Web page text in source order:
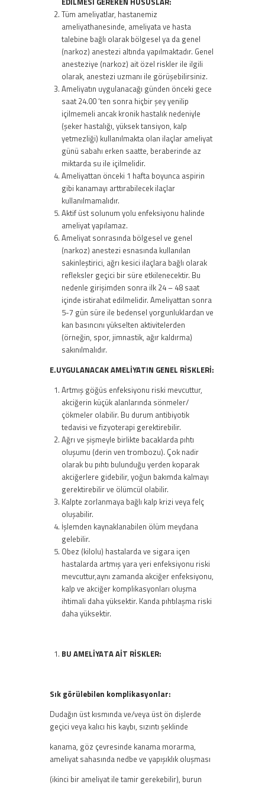
Tüm ameliyatlar, hastanemiz
ameliyathanesinde, ameliyata ve hasta
talebine bağlı olarak bölgesel ya da genel
(narkoz) anestezi altında yapılmaktadır. Genel
anesteziye (narkoz) ait özel riskler ile ilgili
olarak, anestezi uzmanı ile görüşebilirsiniz.
Ameliyatın uygulanacağı günden önceki gece
saat 24.00 ‘ten sonra hiçbir şey yenilip
içilmemeli ancak kronik hastalık nedeniyle
(şeker hastalığı, yüksek tansiyon, kalp
yetmezliği) kullanılmakta olan ilaçlar ameliyat
günü sabahı erken saatte, beraberinde az
miktarda su ile içilmelidir.
Ameliyattan önceki 1 hafta boyunca aspirin
gibi kanamayı arttırabilecek ilaçlar
kullanılmamalıdır.
Aktif üst solunum yolu enfeksiyonu halinde
ameliyat yapılamaz.
Ameliyat sonrasında bölgesel ve genel
(narkoz) anestezi esnasında kullanılan
sakinleştirici, ağrı kesici ilaçlara bağlı olarak
refleksler geçici bir süre etkilenecektir. Bu
nedenle girişimden sonra ilk 24 – 48 saat
içinde istirahat edilmelidir. Ameliyattan sonra
5-7 gün süre ile bedensel yorgunluklardan ve
kan basıncını yükselten aktivitelerden
(örneğin, spor, jimnastik, ağır kaldırma)
sakınılmalıdır.
E.UYGULANACAK AMELİYATIN GENEL RİSKLERİ:
Artmış göğüs enfeksiyonu riski mevcuttur,
akciğerin küçük alanlarında sönmeler/
çökmeler olabilir. Bu durum antibiyotik
tedavisi ve fizyoterapi gerektirebilir.
Ağrı ve şişmeyle birlikte bacaklarda pıhtı
oluşumu (derin ven trombozu). Çok nadir
olarak bu pıhtı bulunduğu yerden koparak
akciğerlere gidebilir, yoğun bakımda kalmayı
gerektirebilir ve ölümcül olabilir.
Kalpte zorlanmaya bağlı kalp krizi veya felç
oluşabilir.
İşlemden kaynaklanabilen ölüm meydana
gelebilir.
Obez (kilolu) hastalarda ve sigara içen
hastalarda artmış yara yeri enfeksiyonu riski
mevcuttur,aynı zamanda akciğer enfeksiyonu,
kalp ve akciğer komplikasyonları oluşma
ihtimali daha yüksektir. Kanda pıhtılaşma riski
daha yüksektir.
BU AMELİYATA AİT RİSKLER:
Sık görülebilen komplikasyonlar:
Dudağın üst kısmında ve/veya üst ön dişlerde
geçici veya kalıcı his kaybı, sızıntı şeklinde
kanama, göz çevresinde kanama morarma,
ameliyat sahasında nedbe ve yapışıklık oluşması
(ikinci bir ameliyat ile tamir gerekebilir), burun